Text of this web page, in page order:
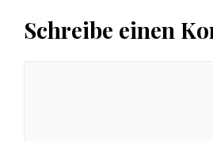
Schreibe einen